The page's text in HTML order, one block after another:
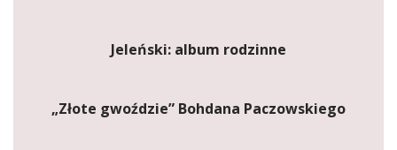
Jeleński: album rodzinne
„Złote gwoździe” Bohdana Paczowskiego